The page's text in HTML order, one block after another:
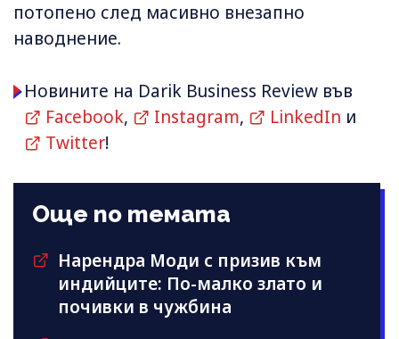
потопено след масивно внезапно
наводнение.
Новините на Darik Business Review във
Facebook, Instagram, LinkedIn и
Twitter!
Още по темата
Нарендра Моди с призив към
индийците: По-малко злато и
почивки в чужбина